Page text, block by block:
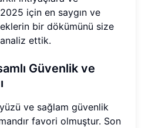
için en saygın ve
bir dökümünü size
ettik.
Güvenlik ve
ve sağlam güvenlik
favori olmuştur. Son